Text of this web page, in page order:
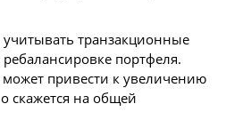
транзакционные
портфеля.
может привести к увеличению
скажется на общей